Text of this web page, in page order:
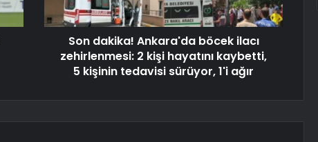
Son dakika! Ankara'da böcek ilacı
zehirlenmesi: 2 kişi hayatını kaybetti,
5 kişinin tedavisi sürüyor, 1'i ağır